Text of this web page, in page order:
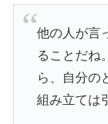
他の人が言
ることだね
ら、自分の
組み立ては